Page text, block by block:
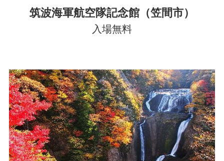
筑波海軍航空隊記念館（笠間市）
入場無料